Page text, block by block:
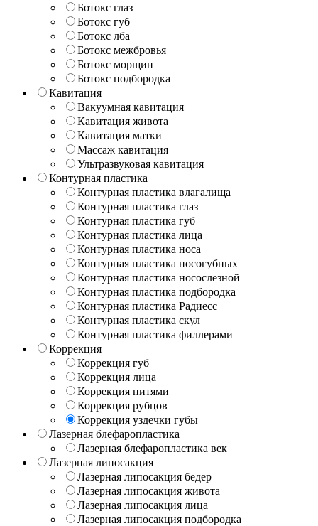
Ботокс глаз
Ботокс губ
Ботокс лба
Ботокс межбровья
Ботокс морщин
Ботокс подбородка
Кавитация
Вакуумная кавитация
Кавитация живота
Кавитация матки
Массаж кавитация
Ультразвуковая кавитация
Контурная пластика
Контурная пластика влагалища
Контурная пластика глаз
Контурная пластика губ
Контурная пластика лица
Контурная пластика носа
Контурная пластика носогубных
Контурная пластика носослезной
Контурная пластика подбородка
Контурная пластика Радиесс
Контурная пластика скул
Контурная пластика филлерами
Коррекция
Коррекция губ
Коррекция лица
Коррекция нитями
Коррекция рубцов
Коррекция уздечки губы
Лазерная блефаропластика
Лазерная блефаропластика век
Лазерная липосакция
Лазерная липосакция бедер
Лазерная липосакция живота
Лазерная липосакция лица
Лазерная липосакция подбородка